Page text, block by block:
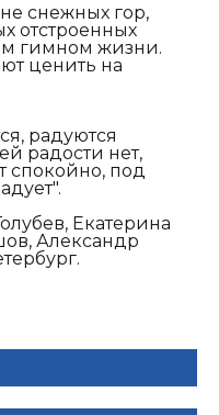
снежных гор,
отстроенных
гимном жизни.
ценить на
радуются
радости нет,
спокойно, под
Екатерина
Александр